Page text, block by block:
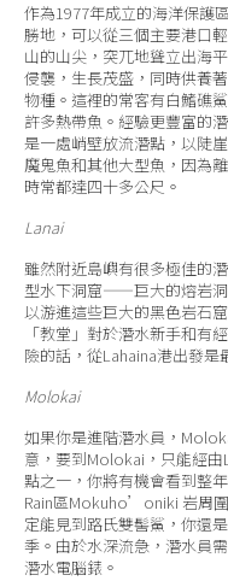
作為1977年成立的海洋保護
勝地，可以從三個主要港口
山的山尖，突兀地聳立出海
侵襲，生長茂盛，同時供養
物種。這裡的常客有白鰭礁
許多熱帶魚。經驗更豐富的
是一處峭壁放流潛點，以陡
魔鬼魚和其他大型魚，因為
時常都達四十多公尺。
Lanai
雖然附近島嶼有很多極佳的
型水下洞窟——巨大的熔岩
以游進這些巨大的黑色岩石
「教堂」對於潛水新手和有
險的話，從Lahaina港出發是
Molokai
如果你是進階潛水員，
意，要到Molokai，只能經
點之一，你將有機會看到整
Rain區Mokuho’oniki 岩周
定能見到路氏雙髻鯊，你還
季。由於水深流急，潛水員
潛水電腦錶。